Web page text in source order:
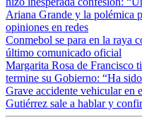
Ariana Grande y la polémica
opiniones en redes
Conmebol se para en la raya
último comunicado oficial
Margarita Rosa de Francisco
termine su Gobierno: “Ha
Grave accidente vehicular en
Gutiérrez sale a hablar y